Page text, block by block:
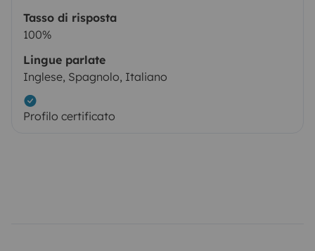
Tasso di risposta
100%
Lingue parlate
Inglese, Spagnolo, Italiano
Profilo certificato